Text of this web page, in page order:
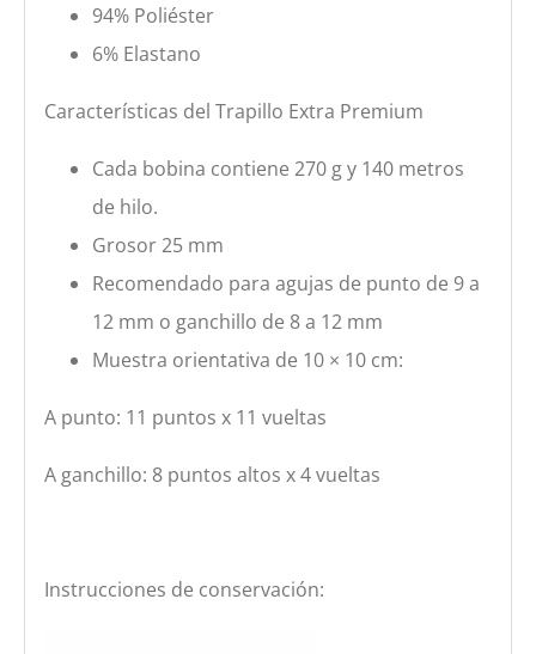
94% Poliéster
6% Elastano
Características del Trapillo Extra Premium
Cada bobina contiene 270 g y 140 metros
de hilo.
Grosor 25 mm
Recomendado para agujas de punto de 9 a
12 mm o ganchillo de 8 a 12 mm
Muestra orientativa de 10 × 10 cm:
A punto: 11 puntos x 11 vueltas
A ganchillo: 8 puntos altos x 4 vueltas
Instrucciones de conservación: